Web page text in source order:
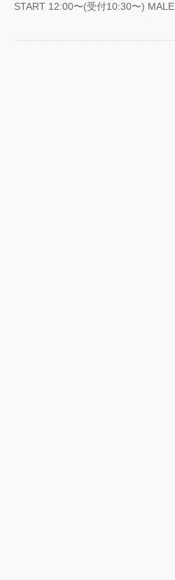
START 12:00〜(受付10:30〜) MALE